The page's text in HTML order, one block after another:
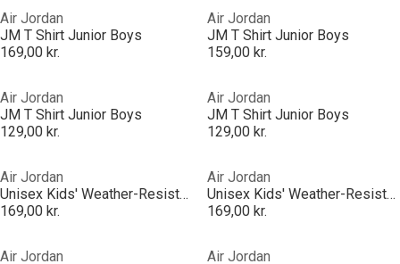
Air Jordan
JM T Shirt Junior Boys
169,00 kr.
Air Jordan
JM T Shirt Junior Boys
159,00 kr.
Air Jordan
JM T Shirt Junior Boys
129,00 kr.
Air Jordan
JM T Shirt Junior Boys
129,00 kr.
Air Jordan
Unisex Kids' Weather-Resistant Insulated Snowsuits
169,00 kr.
Air Jordan
Unisex Kids' Weather-Resistant Insulated Snowsuits
169,00 kr.
Air Jordan
Air Jordan